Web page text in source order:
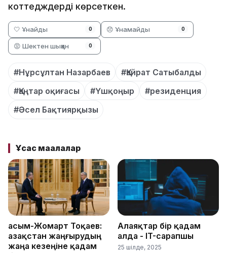
коттедждерді көрсеткен.
🤍 Ұнайды 0 😞 Ұнамайды 0
😡 Шектен шыққан 0
#Нұрсұлтан Назарбаев
#Қайрат Сатыбалды
#Қаңтар оқиғасы
#Үшқоңыр
#резиденция
#Әсел Бақтиярқызы
Ұқсас мақалалар
Қасым-Жомарт Тоқаев:
Қазақстан жаңғырудың
жаңа кезеңіне қадам
Алаяқтар бір қадам
алда - IT-сарапшы
25 шілде, 2025